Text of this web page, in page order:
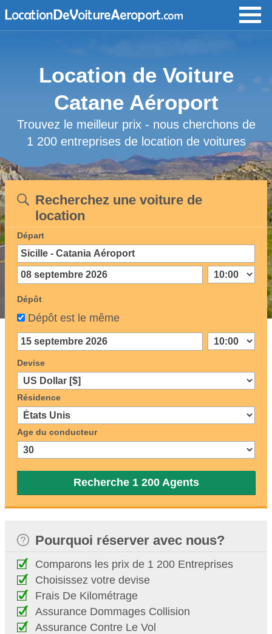
Location de Voiture
Catane Aéroport
Trouvez le meilleur prix - nous cherchons de
1 200 entreprises de location de voitures
Recherchez une voiture de
location
Départ
Dépôt
Dépôt est le même
Devise
Résidence
Age du conducteur
Recherche 1 200 Agents
Pourquoi réserver avec nous?
Comparons les prix de 1 200 Entreprises
Choisissez votre devise
Frais De Kilométrage
Assurance Dommages Collision
Assurance Contre Le Vol